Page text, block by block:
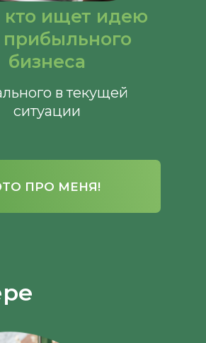
в текущей
ситуации
кто ищет идею
бизнеса
ПРО МЕНЯ!